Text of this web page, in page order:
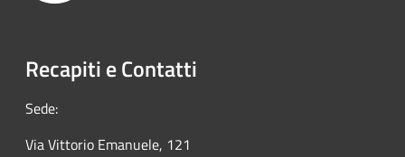
Recapiti e Contatti
Sede:
Via Vittorio Emanuele, 121